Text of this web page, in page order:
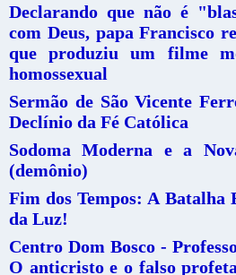
Declarando que não é
com Deus, papa Francisco
que produziu um filme
homossexual
Sermão de São Vicente
Declínio da Fé Católica
Sodoma Moderna e a
(demônio)
Fim dos Tempos: A Batalha
da Luz!
Centro Dom Bosco -
O anticristo e o falso